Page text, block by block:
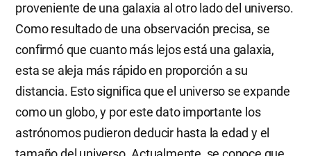
proveniente de una galaxia al otro lado del universo.
Como resultado de una observación precisa, se
confirmó que cuanto más lejos está una galaxia,
esta se aleja más rápido en proporción a su
distancia. Esto significa que el universo se expande
como un globo, y por este dato importante los
astrónomos pudieron deducir hasta la edad y el